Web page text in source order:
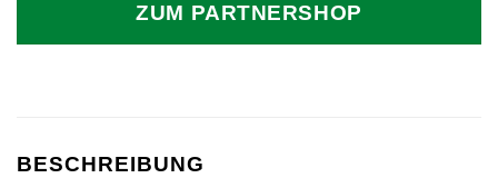
ZUM PARTNERSHOP
BESCHREIBUNG